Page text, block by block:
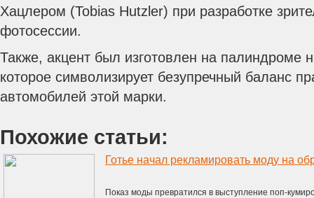
Хацлером (Tobias Hutzler) при разработке
фотосессии.
Также, акцент был изготовлен на палиндроме
которое символизирует безупречный баланс
автомобилей этой марки.
Похожие статьи:
Показ моды превратился в выступление поп-